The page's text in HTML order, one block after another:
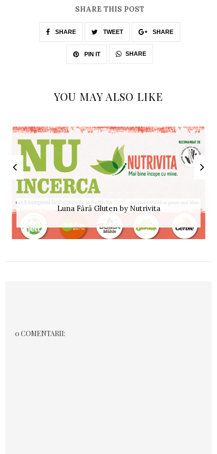
SHARE THIS POST
SHARE TWEET SHARE
PIN IT SHARE
YOU MAY ALSO LIKE
Luna Fără Gluten by Nutrivita
0 COMENTARII: